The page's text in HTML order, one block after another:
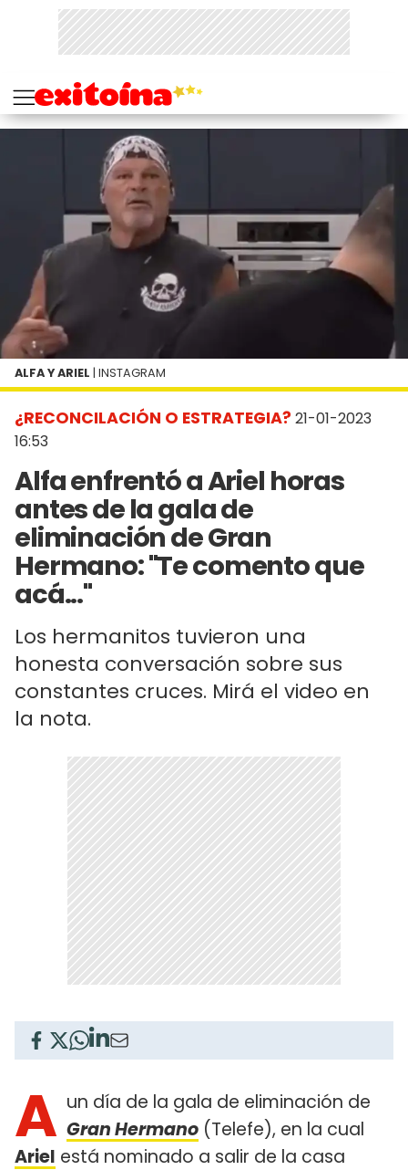
¿RECONCILACIÓN O ESTRATEGIA? 21-01-2023
16:53
Alfa enfrentó a Ariel horas
antes de la gala de
eliminación de Gran
Hermano: "Te comento que
acá..."
Los hermanitos tuvieron una
honesta conversación sobre sus
constantes cruces. Mirá el video en
la nota.
ALFA Y ARIEL | INSTAGRAM
A un día de la gala de eliminación de
Gran Hermano (Telefe), en la cual
Ariel está nominado a salir de la casa